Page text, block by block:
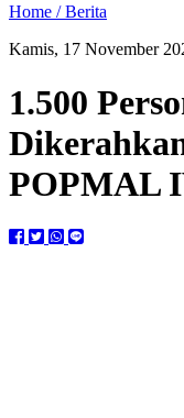
Home /Berita
Kamis, 17 November
1.500
POPMAL